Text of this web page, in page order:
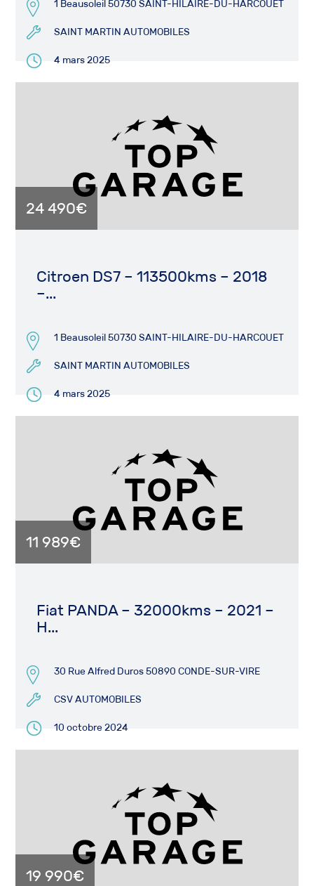
1 Beausoleil 50730 SAINT-HILAIRE-DU-HARCOUET
SAINT MARTIN AUTOMOBILES
4 mars 2025
24 490€
Citroen DS7 – 113500kms – 2018
–...
1 Beausoleil 50730 SAINT-HILAIRE-DU-HARCOUET
SAINT MARTIN AUTOMOBILES
4 mars 2025
11 989€
Fiat PANDA – 32000kms – 2021 –
H...
30 Rue Alfred Duros 50890 CONDE-SUR-VIRE
CSV AUTOMOBILES
10 octobre 2024
19 990€